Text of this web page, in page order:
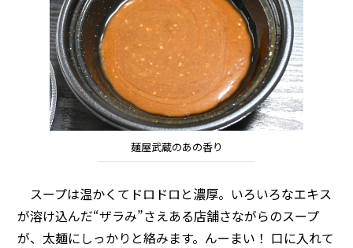
麺屋武蔵のあの香り
スープは温かくてドロドロと濃厚。いろいろなエキス
が溶け込んだ“ザラみ”さえある店舗さながらのスープ
が、太麺にしっかりと絡みます。んーまい！ 口に入れて